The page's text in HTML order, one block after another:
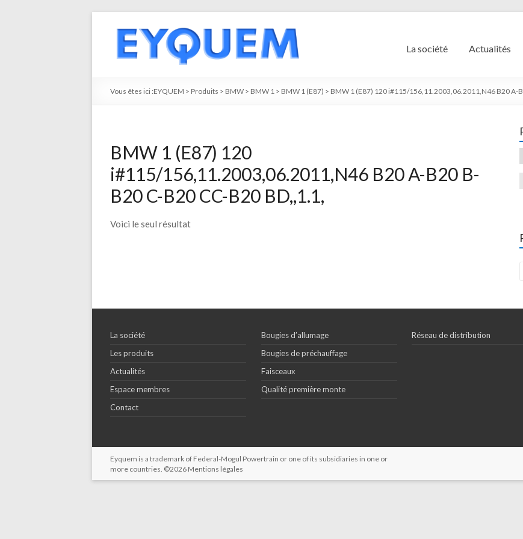
La société Actualités
Vous êtes ici :EYQUEM > Produits > BMW > BMW 1 > BMW 1 (E87) > BMW 1 (E87) 120 i#115/156,11.2003,06.2011,N46 B20 A-
BMW 1 (E87) 120
i#115/156,11.2003,06.2011,N46 B20 A-B20 B-
B20 C-B20 CC-B20 BD,,1.1,
Voici le seul résultat
La société
Les produits
Actualités
Espace membres
Contact
Bougies d’allumage
Bougies de préchauffage
Faisceaux
Qualité première monte
Réseau de distribution
Eyquem is a trademark of Federal-Mogul Powertrain or one of its subsidiaries in one or
more countries. ©2026 Mentions légales